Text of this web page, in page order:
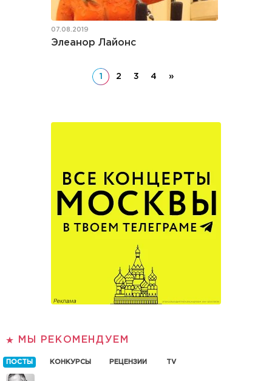
07.08.2019
Элеанор Лайонс
1 2 3 4 »
МЫ РЕКОМЕНДУЕМ
ПОСТЫ КОНКУРСЫ РЕЦЕНЗИИ TV